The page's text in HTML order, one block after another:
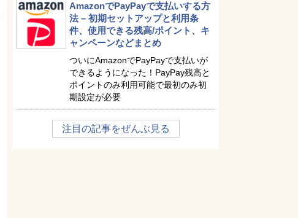
AmazonでPayPayで支払いする方
法 – 初期セットアップと利用条
件、使用できる残高/ポイント、キ
ャンペーンなどまとめ
ついにAmazonでPayPayで支払いが
できるようになった！PayPay残高と
ポイントのみ利用可能で最初のみ初
期設定が必要
注目の記事をぜんぶ見る